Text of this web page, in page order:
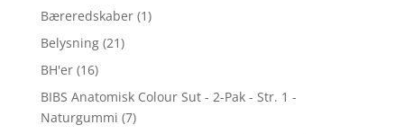
Bæreredskaber (1)
Belysning (21)
BH'er (16)
BIBS Anatomisk Colour Sut - 2-Pak - Str. 1 -
Naturgummi (7)